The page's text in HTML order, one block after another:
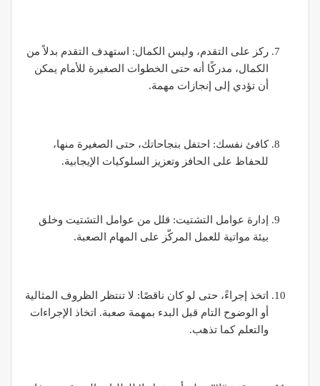
ركز على التقدم، وليس الكمال: استهدف التقدم بدلاً من
الكمال، مدركًا أنه حتى الخطوات الصغيرة للأمام يمكن
أن تؤدي إلى إنجازات مهمة.
كافئ نفسك: احتفل بنجاحاتك، حتى الصغيرة منها،
للحفاظ على الحافز وتعزيز السلوكيات الإيجابية.
إدارة عوامل التشتيت: قلل من عوامل التشتيت وخلق
بيئة مواتية للعمل المركّز على المهام الصعبة.
اتخذ إجراءً، حتى لو كان ناقصًا: لا تنتظر الظروف المثالية
أو الوضوح التام قبل البدء بمهمة صعبة. اتخاذ الإجراءات
والتعلم كما تذهب.